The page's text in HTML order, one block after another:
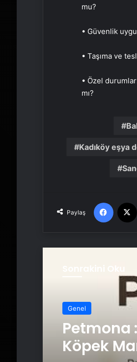
mu?
• Güvenlik
• Taşıma ve
• Özel
mı?
Kadıköy eşya
Paylaş
Genel
Petmona
Köpek